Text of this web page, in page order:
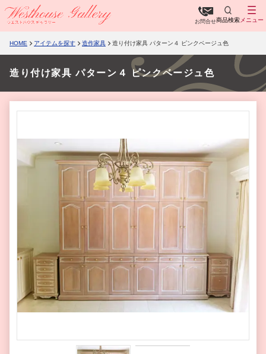
お問合せ商品検索 メニュー
HOME アイテムを探す 造作家具 造り付け家具 パターン４ ピンクベージュ色
造り付け家具 パターン４ ピンクベージュ色